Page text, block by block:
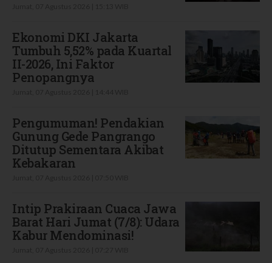
Ekonomi DKI Jakarta
Tumbuh 5,52% pada Kuartal
II-2026, Ini Faktor
Penopangnya
Pengumuman! Pendakian
Gunung Gede Pangrango
Ditutup Sementara Akibat
Kebakaran
Intip Prakiraan Cuaca Jawa
Barat Hari Jumat (7/8): Udara
Kabur Mendominasi!